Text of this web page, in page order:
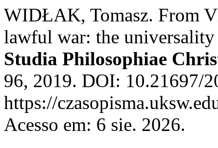
WIDŁAK, Tomasz. From
lawful war: the
Studia Philosophiae
96, 2019. DOI: 10.21697/
https://
Acesso em: 6 sie. 2026.